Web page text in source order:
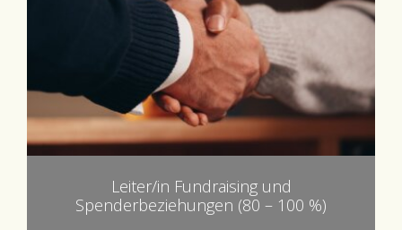
Leiter/in Fundraising und
Spenderbeziehungen (80 – 100 %)